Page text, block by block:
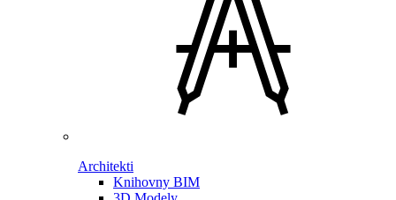
Architekti
Knihovny BIM